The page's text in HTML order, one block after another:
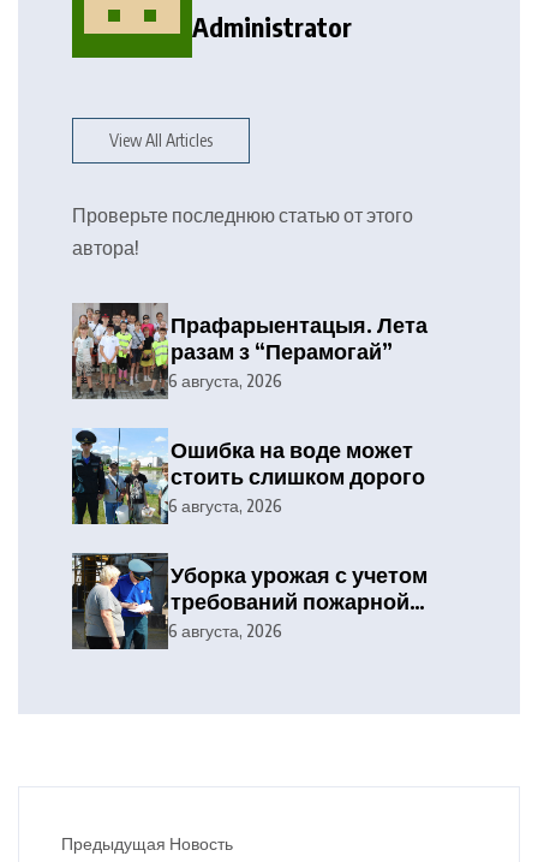
Administrator
View All Articles
Проверьте последнюю статью от этого
автора!
Прафарыентацыя. Лета
разам з “Перамогай”
6 августа, 2026
Ошибка на воде может
стоить слишком дорого
6 августа, 2026
Уборка урожая с учетом
требований пожарной
безопасности
6 августа, 2026
Предыдущая Новость